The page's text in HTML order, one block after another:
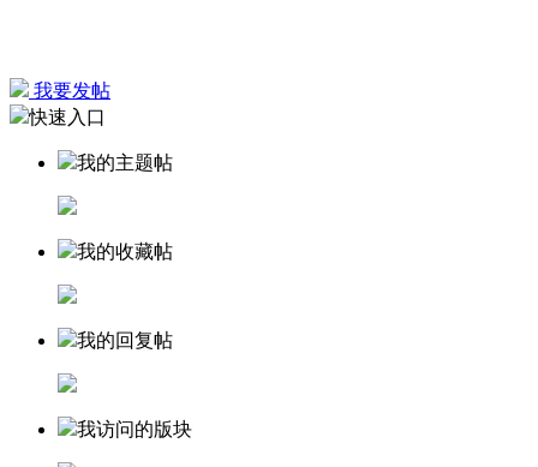
我要发帖
快速入口
我的主题帖
我的收藏帖
我的回复帖
我访问的版块